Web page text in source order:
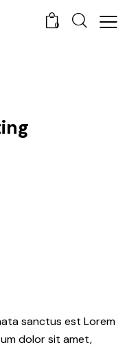
0
sanctus est Lorem
dolor sit amet,